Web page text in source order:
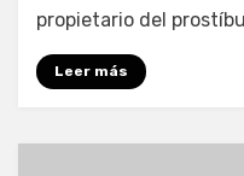
propietario del
Leer más